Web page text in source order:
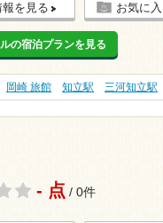
を見る お気に
の宿泊プランを見る
岡崎 旅館 知立駅 三河知立駅
- 点 / 0件